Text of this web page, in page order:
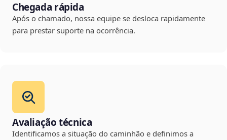
Chegada rápida
Após o chamado, nossa equipe se desloca rapidamente
para prestar suporte na ocorrência.
Avaliação técnica
Identificamos a situação do caminhão e definimos a